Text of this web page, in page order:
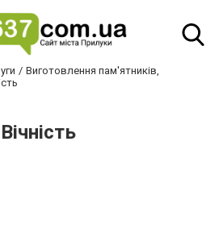
Виготовлення пам'ятників,
Вічність